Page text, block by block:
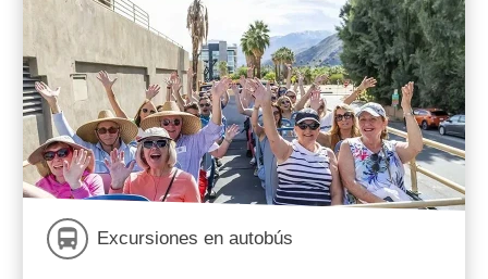
Excursiones en autobús